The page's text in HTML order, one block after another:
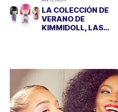
LA COLECCIÓN DE
VERANO DE
KIMMIDOLL, LAS